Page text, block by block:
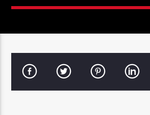
BAILA CIGANA